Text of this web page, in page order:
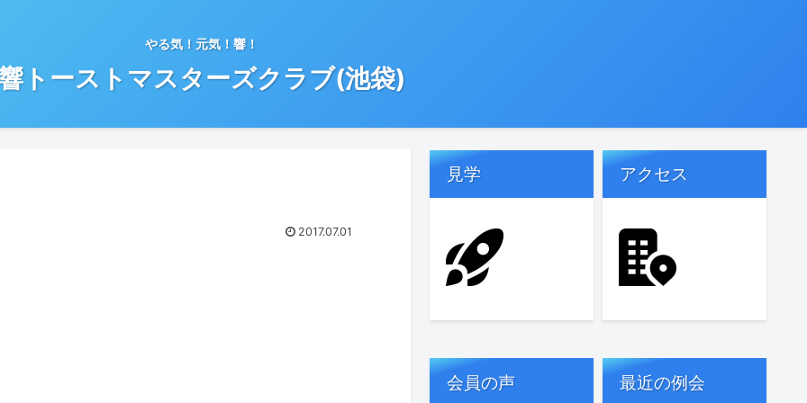
やる気！元気！響！
トーストマスターズクラブ(池袋)
2017.07.01
見学 アクセス
会員の声 最近の例会